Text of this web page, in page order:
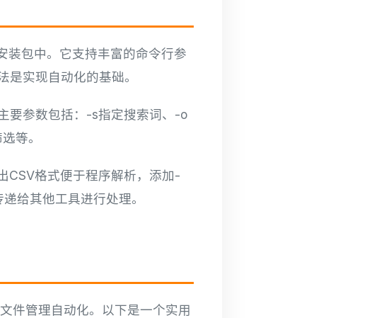
装包中。它支持丰富的命令行参
实现自动化的基础。
要参数包括：-s指定搜索词、-o
等。
CSV格式便于程序解析，添加-
给其他工具进行处理。
件管理自动化。以下是一个实用